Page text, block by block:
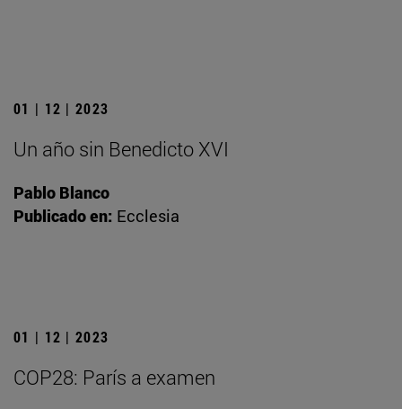
01 | 12 | 2023
Un año sin Benedicto XVI
Pablo Blanco
Publicado en: Ecclesia
01 | 12 | 2023
COP28: París a examen